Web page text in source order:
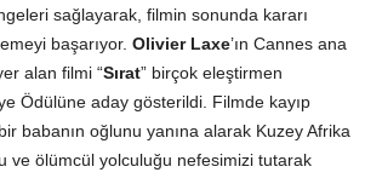
sağlayarak, filmin sonunda kararı
başarıyor. Olivier Laxe’ın Cannes ana
alan filmi “Sırat” birçok eleştirmen
Ödülüne aday gösterildi. Filmde kayıp
bir babanın oğlunu yanına alarak Kuzey Afrika
ve ölümcül yolculuğu nefesimizi tutarak